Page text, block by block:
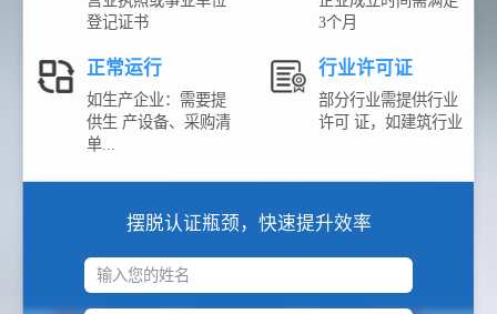
登记证书
3个月
正常运行
如生产企业：需要提
供生 产设备、采购清
单...
行业许可证
部分行业需提供行业
许可 证，如建筑行业
摆脱认证瓶颈，快速提升效率
输入您的姓名